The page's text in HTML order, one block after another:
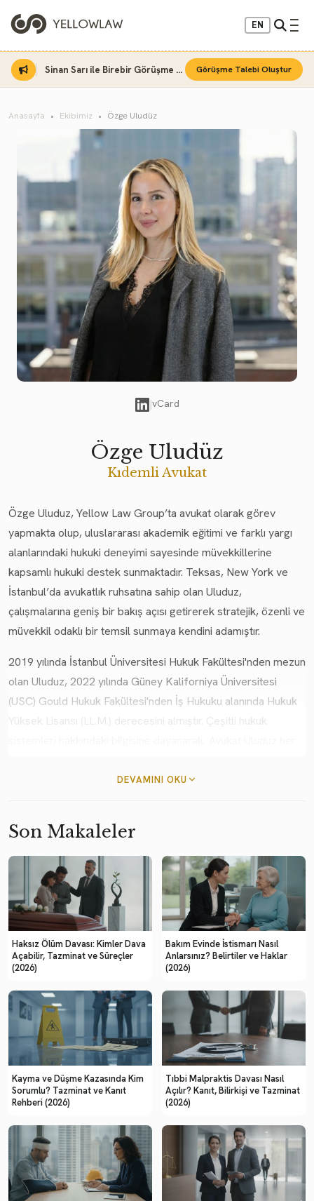
EN
Sinan Sarı ile Birebir Görüşme Fırsatı Görüşme Talebi Oluştur
Anasayfa Ekibimiz Özge Uludüz
|vCard
Özge Uludüz
Kıdemli Avukat
Özge Uluduz, Yellow Law Group’ta avukat olarak görev
yapmakta olup, uluslararası akademik eğitimi ve farklı yargı
alanlarındaki hukuki deneyimi sayesinde müvekkillerine
kapsamlı hukuki destek sunmaktadır. Teksas, New York ve
İstanbul’da avukatlık ruhsatına sahip olan Uluduz,
çalışmalarına geniş bir bakış açısı getirerek stratejik, özenli ve
müvekkil odaklı bir temsil sunmaya kendini adamıştır.
2019 yılında İstanbul Üniversitesi Hukuk Fakültesi'nden mezun
olan Uluduz, 2022 yılında Güney Kaliforniya Üniversitesi
(USC) Gould Hukuk Fakültesi'nden İş Hukuku alanında Hukuk
problem çözme konusunda küresel bir bakış açısıyla
DEVAMINI OKU
Son Makaleler
Haksız Ölüm Davası: Kimler Dava
Açabilir, Tazminat ve Süreçler
(2026)
Bakım Evinde İstismarı Nasıl
Anlarsınız? Belirtiler ve Haklar
(2026)
Kayma ve Düşme Kazasında Kim
Sorumlu? Tazminat ve Kanıt
Rehberi (2026)
Tıbbi Malpraktis Davası Nasıl
Açılır? Kanıt, Bilirkişi ve Tazminat
(2026)